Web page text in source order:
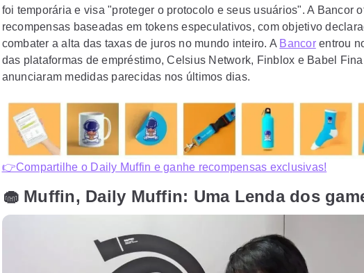
foi temporária e visa "proteger o protocolo e seus usuários". A Bancor
recompensas baseadas em tokens especulativos, com objetivo
combater a alta das taxas de juros no mundo inteiro. A Bancorentrou
das plataformas de empréstimo, Celsius Network, Finblox e Babel
anunciaram medidas parecidas nos últimos dias.
👉Compartilhe o Daily Muffin e ganhe recompensas exclusivas!
🧁 Muffin, Daily Muffin: Uma Lenda dos